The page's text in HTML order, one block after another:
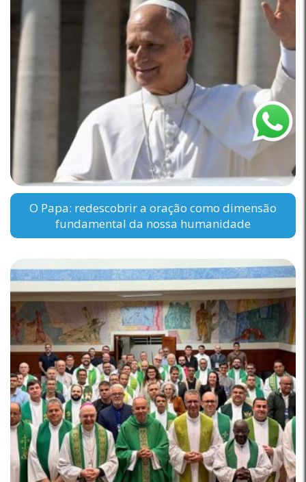
O Papa: redescobrir a oração como dimensão
fundamental da nossa humanidade